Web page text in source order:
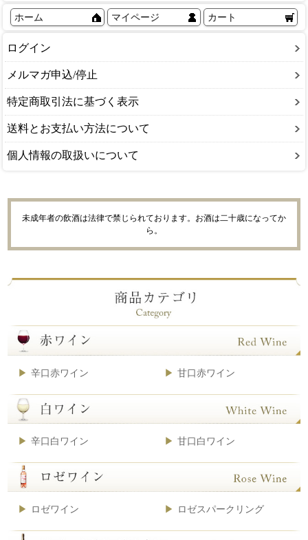
ホーム マイページ カート
ログイン
メルマガ申込/停止
特定商取引法に基づく表示
送料とお支払い方法について
個人情報の取扱いについて
未成年者の飲酒は法律で禁じられております。お酒は二十歳になってか
ら。
辛口赤ワイン 甘口赤ワイン
辛口白ワイン 甘口白ワイン
ロゼワイン ロゼスパークリング